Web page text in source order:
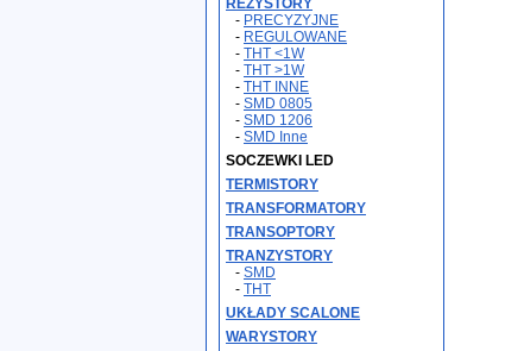
REZYSTORY
- PRECYZYJNE
- REGULOWANE
- THT <1W
- THT >1W
- THT INNE
- SMD 0805
- SMD 1206
- SMD Inne
SOCZEWKI LED
TERMISTORY
TRANSFORMATORY
TRANSOPTORY
TRANZYSTORY
- SMD
- THT
UKŁADY SCALONE
WARYSTORY